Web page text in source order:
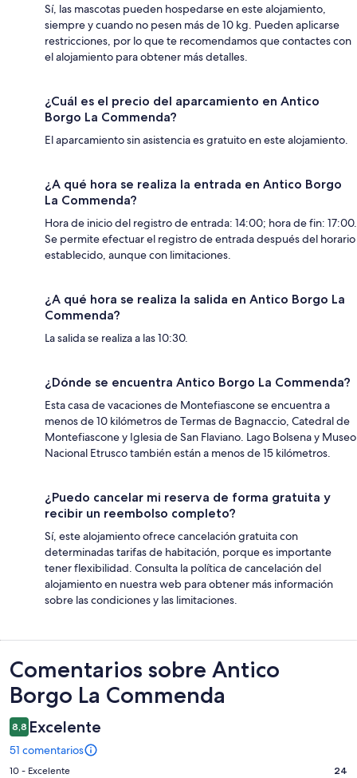
Sí, las mascotas pueden hospedarse en este alojamiento,
siempre y cuando no pesen más de 10 kg. Pueden aplicarse
restricciones, por lo que te recomendamos que contactes con
el alojamiento para obtener más detalles.
¿Cuál es el precio del aparcamiento en Antico
Borgo La Commenda?
El aparcamiento sin asistencia es gratuito en este alojamiento.
¿A qué hora se realiza la entrada en Antico Borgo
La Commenda?
Hora de inicio del registro de entrada: 14:00; hora de fin: 17:00.
Se permite efectuar el registro de entrada después del horario
establecido, aunque con limitaciones.
¿A qué hora se realiza la salida en Antico Borgo La
Commenda?
La salida se realiza a las 10:30.
¿Dónde se encuentra Antico Borgo La Commenda?
Esta casa de vacaciones de Montefiascone se encuentra a
menos de 10 kilómetros de Termas de Bagnaccio, Catedral de
Montefiascone y Iglesia de San Flaviano. Lago Bolsena y Museo
Nacional Etrusco también están a menos de 15 kilómetros.
¿Puedo cancelar mi reserva de forma gratuita y
recibir un reembolso completo?
Sí, este alojamiento ofrece cancelación gratuita con
determinadas tarifas de habitación, porque es importante
tener flexibilidad. Consulta la política de cancelación del
alojamiento en nuestra web para obtener más información
sobre las condiciones y las limitaciones.
Comentarios
Comentarios sobre Antico
Borgo La Commenda
8,8 Excelente
51 comentarios
24
10 - Excelente 24